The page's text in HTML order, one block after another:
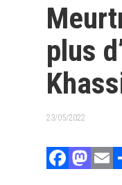
plus
23/05/2022